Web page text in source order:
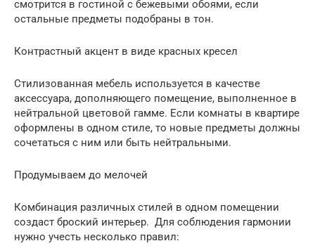
смотрится в гостиной с бежевыми обоями, если
остальные предметы подобраны в тон.
Контрастный акцент в виде красных кресел
Стилизованная мебель используется в качестве
аксессуара, дополняющего помещение, выполненное в
нейтральной цветовой гамме. Если комнаты в квартире
оформлены в одном стиле, то новые предметы должны
сочетаться с ним или быть нейтральными.
Продумываем до мелочей
Комбинация различных стилей в одном помещении
создаст броский интерьер. Для соблюдения гармонии
нужно учесть несколько правил: